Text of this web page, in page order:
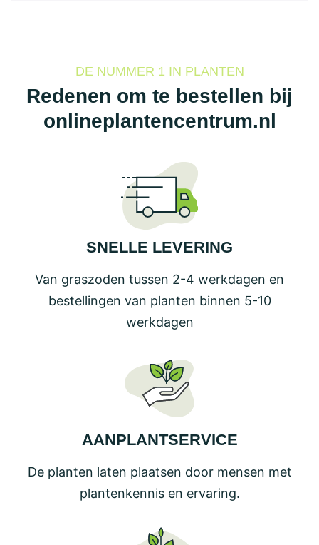
DE NUMMER 1 IN PLANTEN
Redenen om te bestellen bij
onlineplantencentrum.nl
SNELLE LEVERING
Van graszoden tussen 2-4 werkdagen en
bestellingen van planten binnen 5-10
werkdagen
AANPLANTSERVICE
De planten laten plaatsen door mensen met
plantenkennis en ervaring.